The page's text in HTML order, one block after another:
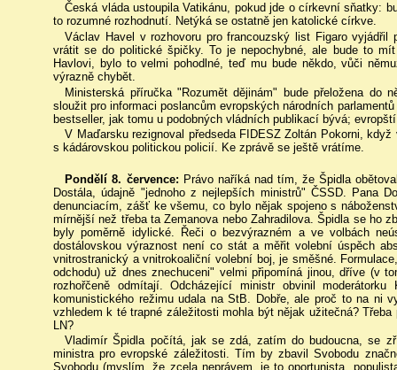
Česká vláda ustoupila Vatikánu, pokud jde o církevní sňatky:
to rozumné rozhodnutí. Netýká se ostatně jen katolické církve.
Václav Havel v rozhovoru pro francouzský list Figaro
vrátit se do politické špičky. To je nepochybné, ale bude to
Havlovi, bylo to velmi pohodlné, teď mu bude někdo, vůči
výrazně chybět.
Ministerská příručka "Rozumět dějinám" bude přeložena do
sloužit pro informaci poslancům evropských národních
bestseller, jak tomu u podobných vládních publikací bývá;
V Maďarsku rezignoval předseda FIDESZ Zoltán Pokorni,
s kádárovskou politickou policií. Ke zprávě se ještě vrátíme.
Pondělí 8. července: Právo naříká nad tím, že Špidla
Dostála, údajně "jednoho z nejlepších ministrů" ČSSD. Pana
denunciacím, zášť ke všemu, co bylo nějak spojeno s
mírnější než třeba ta Zemanova nebo Zahradilova. Špidla se ho
byly poměrně idylické. Řeči o bezvýrazném a ve volbách
dostálovskou výraznost není co stát a měřit volební úspěch
vnitrostranický a vnitrokoaliční volební boj, je směšné.
odchodu) už dnes znechuceni" velmi připomíná jinou, dříve (v
rozhořčeně odmítají. Odcházející ministr obvinil
komunistického režimu udala na StB. Dobře, ale proč to na ni
vzhledem k té trapné záležitosti mohla být nějak užitečná?
LN?
Vladimír Špidla počítá, jak se zdá, zatím do budoucna, se
ministra pro evropské záležitosti. Tím by zbavil Svobodu
Svobodu (myslím, že zcela neprávem, je to oportunista,